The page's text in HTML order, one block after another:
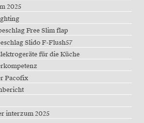
2025
Free Slim flap
Slido F-Flush57
für die Küche
Pacofix
interzum 2025